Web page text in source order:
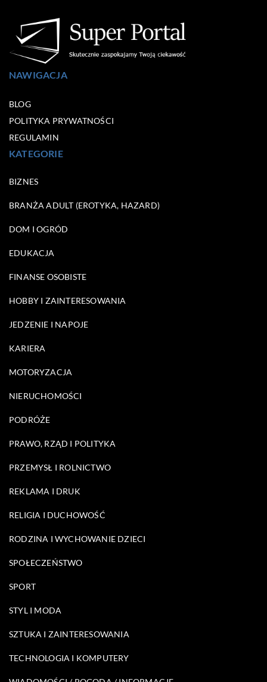
NAWIGACJA
BLOG
POLITYKA PRYWATNOŚCI
REGULAMIN
KATEGORIE
BIZNES
BRANŻA ADULT (EROTYKA, HAZARD)
DOM I OGRÓD
EDUKACJA
FINANSE OSOBISTE
HOBBY I ZAINTERESOWANIA
JEDZENIE I NAPOJE
KARIERA
MOTORYZACJA
NIERUCHOMOŚCI
PODRÓŻE
PRAWO, RZĄD I POLITYKA
PRZEMYSŁ I ROLNICTWO
REKLAMA I DRUK
RELIGIA I DUCHOWOŚĆ
RODZINA I WYCHOWANIE DZIECI
SPOŁECZEŃSTWO
SPORT
STYL I MODA
SZTUKA I ZAINTERESOWANIA
TECHNOLOGIA I KOMPUTERY